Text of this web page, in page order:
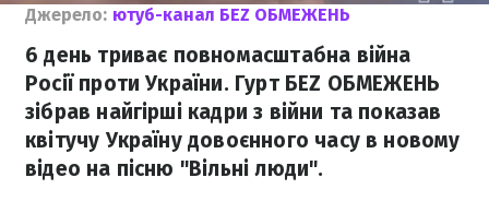
Джерело: ютуб-канал БЕZ ОБМЕЖЕНЬ
6 день триває повномасштабна війна
Росії проти України. Гурт БЕZ ОБМЕЖЕНЬ
зібрав найгірші кадри з війни та показав
квітучу Україну довоєнного часу в новому
відео на пісню "Вільні люди".